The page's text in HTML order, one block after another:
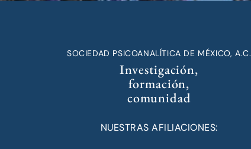
SOCIEDAD PSICOANALÍTICA DE MÉXICO, A.C.
Investigación,
formación,
comunidad
NUESTRAS AFILIACIONES: